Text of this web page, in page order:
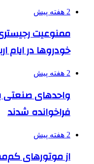
2 هفته پیش
ممنوعیت
خودروها در ایام
2 هفته پیش
واحدهای صنعتی
فراخوانده شدند
2 هفته پیش
از موتورهای